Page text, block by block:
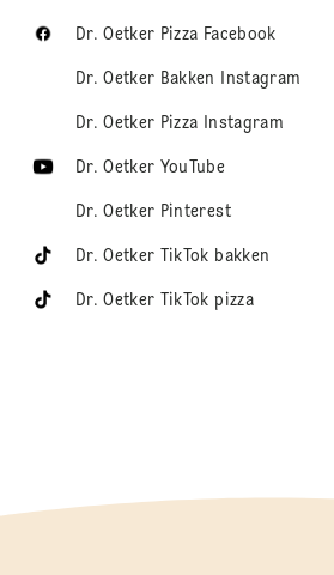
Dr. Oetker Pizza Facebook
Dr. Oetker Bakken Instagram
Dr. Oetker Pizza Instagram
Dr. Oetker YouTube
Dr. Oetker Pinterest
Dr. Oetker TikTok bakken
Dr. Oetker TikTok pizza